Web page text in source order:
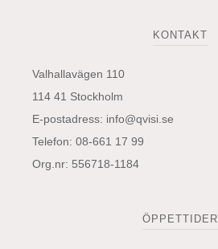
KONTAKT
Valhallavägen 110
114 41 Stockholm
E-postadress: info@qvisi.se
Telefon: 08-661 17 99
Org.nr: 556718-1184
ÖPPETTIDER